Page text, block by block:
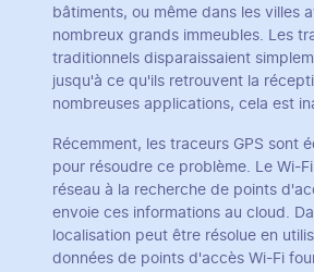
bâtiments, ou même dans les villes
nombreux grands immeubles. Les
traditionnels disparaissaient
jusqu'à ce qu'ils retrouvent la
nombreuses applications, cela est
Récemment, les traceurs GPS sont
pour résoudre ce problème. Le Wi-
réseau à la recherche de points
envoie ces informations au cloud.
localisation peut être résolue en
données de points d'accès Wi-Fi